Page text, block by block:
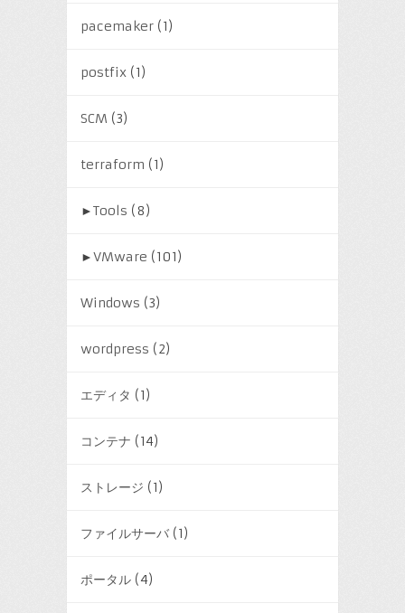
pacemaker(1)
postfix(1)
SCM (3)
terraform (1)
►Tools (8)
►VMware (101)
Windows (3)
wordpress (2)
エディタ (1)
コンテナ (14)
ストレージ (1)
ファイルサーバ(1)
ポータル(4)